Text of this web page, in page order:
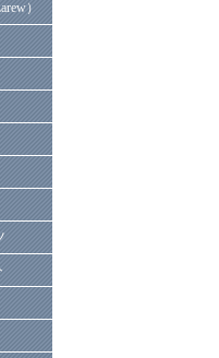
）